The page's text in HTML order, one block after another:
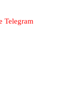
Telegram